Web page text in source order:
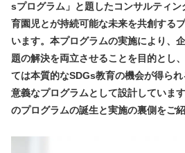
sプログラム」と題したコンサルティ
育園児とが持続可能な未来を共創する
います。本プログラムの実施により、
題の解決を両立させることを目的とし
ては本質的なSDGs教育の機会が得ら
意義なプログラムとして設計していま
のプログラムの誕生と実施の裏側をご紹